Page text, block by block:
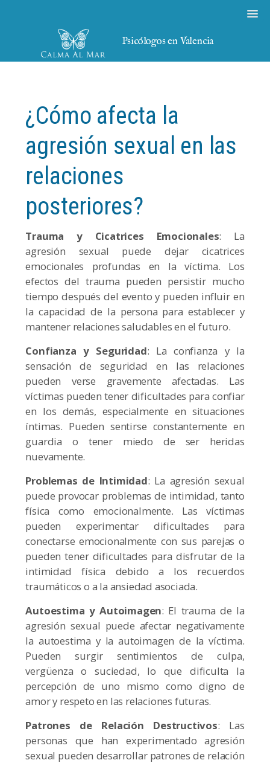
Psicólogos en Valencia
¿Cómo afecta la
agresión sexual en las
relaciones
posteriores?
Trauma y Cicatrices Emocionales: La
agresión sexual puede dejar cicatrices
emocionales profundas en la víctima. Los
efectos del trauma pueden persistir mucho
tiempo después del evento y pueden influir en
la capacidad de la persona para establecer y
mantener relaciones saludables en el futuro.
Confianza y Seguridad: La confianza y la
sensación de seguridad en las relaciones
pueden verse gravemente afectadas. Las
víctimas pueden tener dificultades para confiar
en los demás, especialmente en situaciones
íntimas. Pueden sentirse constantemente en
guardia o tener miedo de ser heridas
nuevamente.
Problemas de Intimidad: La agresión sexual
puede provocar problemas de intimidad, tanto
física como emocionalmente. Las víctimas
pueden experimentar dificultades para
conectarse emocionalmente con sus parejas o
pueden tener dificultades para disfrutar de la
intimidad física debido a los recuerdos
traumáticos o a la ansiedad asociada.
Autoestima y Autoimagen: El trauma de la
agresión sexual puede afectar negativamente
la autoestima y la autoimagen de la víctima.
Pueden surgir sentimientos de culpa,
vergüenza o suciedad, lo que dificulta la
percepción de uno mismo como digno de
amor y respeto en las relaciones futuras.
Patrones de Relación Destructivos: Las
personas que han experimentado agresión
sexual pueden desarrollar patrones de relación